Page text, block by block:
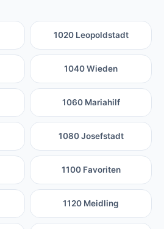
1020 Leopoldstadt
1040 Wieden
1060 Mariahilf
1080 Josefstadt
1100 Favoriten
1120 Meidling